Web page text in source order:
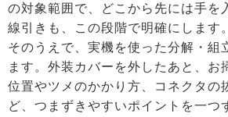
の対象範囲で、どこから先には手を
線引きも、この段階で明確にします。
そのうえで、実機を使った分解・組
ます。外装カバーを外したあと、お
位置やツメのかかり方、コネクタの
ど、つまずきやすいポイントを一つ